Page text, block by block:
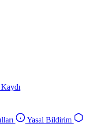
Yasal Bildirim